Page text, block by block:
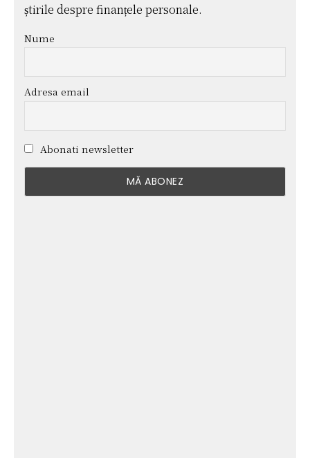
știrile despre finanțele personale.
Nume
Adresa email
Abonati newsletter